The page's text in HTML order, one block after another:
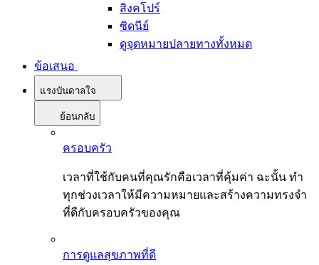
สิงคโปร์
ซิดนีย์
ดูจุดหมายปลายทางทั้งหมด
ข้อเสนอ
แรงบันดาลใจ
ย้อนกลับ
ครอบครัว
เวลาที่ใช้กับคนที่คุณรักคือเวลาที่คุ้มค่า ฉะนั้น ทำ
ทุกช่วงเวลาให้มีความหมายและสร้างความทรงจำ
ที่ดีกับครอบครัวของคุณ
การดูแลสุขภาพที่ดี